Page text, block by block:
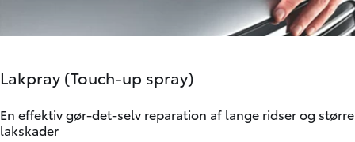
Lakpray (Touch-up spray)
En effektiv gør-det-selv reparation af lange ridser og større
lakskader